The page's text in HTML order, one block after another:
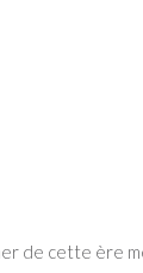
de cette ère